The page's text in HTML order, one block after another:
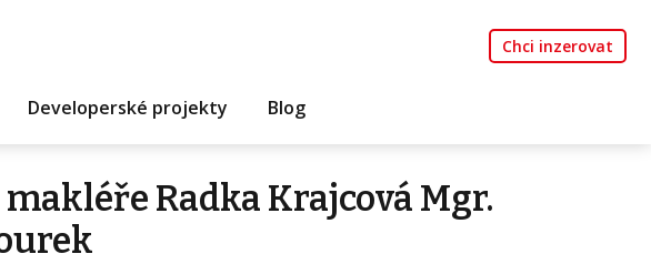
Chci inzerovat
Developerské projekty Blog
Radka Krajcová Mgr.